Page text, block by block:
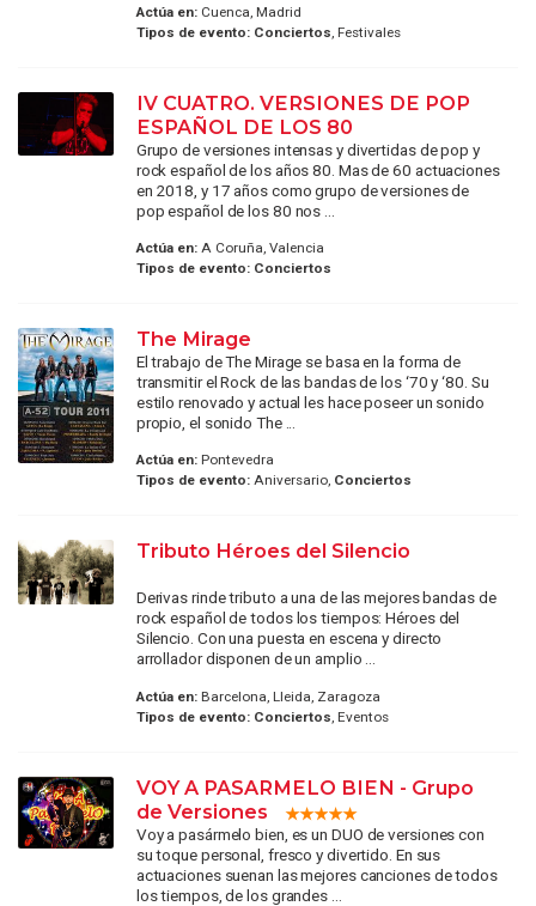
Actúa en:Cuenca, Madrid
Tipos de evento: Conciertos , Festivales
IV CUATRO. VERSIONES DE POP
ESPAÑOL DE LOS 80
Grupo de versiones intensas y divertidas de pop y
rock español de los años 80. Mas de 60 actuaciones
en 2018, y 17 años como grupo de versiones de
pop español de los 80 nos ...
Actúa en:A Coruña, Valencia
Tipos de evento: Conciertos
The Mirage
El trabajo de The Mirage se basa en la forma de
transmitir el Rock de las bandas de los ‘70 y ‘80. Su
estilo renovado y actual les hace poseer un sonido
propio, el sonido The ...
Actúa en:Pontevedra
Tipos de evento:Aniversario, Conciertos
Tributo Héroes del Silencio
Derivas rinde tributo a una de las mejores bandas de
rock español de todos los tiempos: Héroes del
Silencio. Con una puesta en escena y directo
arrollador disponen de un amplio ...
Actúa en:Barcelona, Lleida, Zaragoza
Tipos de evento: Conciertos , Eventos
VOY A PASARMELO BIEN - Grupo
de Versiones
Voy a pasármelo bien, es un DUO de versiones con
su toque personal, fresco y divertido. En sus
actuaciones suenan las mejores canciones de todos
los tiempos, de los grandes ...